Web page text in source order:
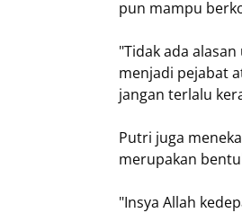
pun mampu
"Tidak ada
menjadi pejabat
jangan terlalu
Putri juga
merupakan
"Insya Allah